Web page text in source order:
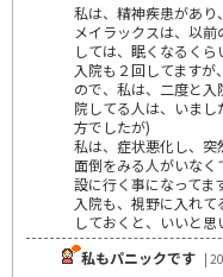
私は、精神疾患があり
メイラックスは、以
しては、眠くなるくら
入院も２回してます
ので、私は、二度と入
院してる人は、いま
方でしたが)
私は、症状悪化し、
面倒をみる人がいな
設に行く事になってます
入院も、視野に入れて
しておくと、いいと思
私もパニックです |